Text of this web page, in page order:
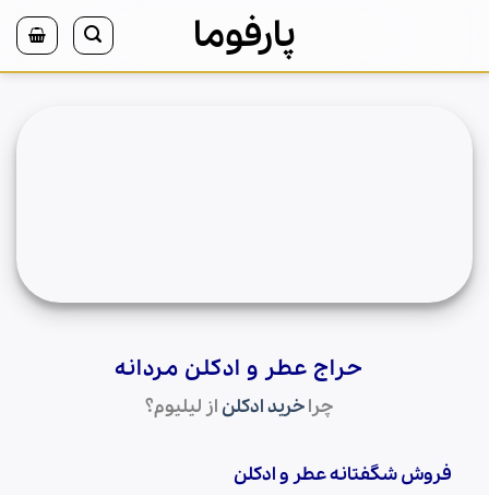
content
پارفوما
حراج عطر و ادکلن مردانه
چراخرید ادکلن از لیلیوم؟
فروش شگفتانه عطر و ادکلن